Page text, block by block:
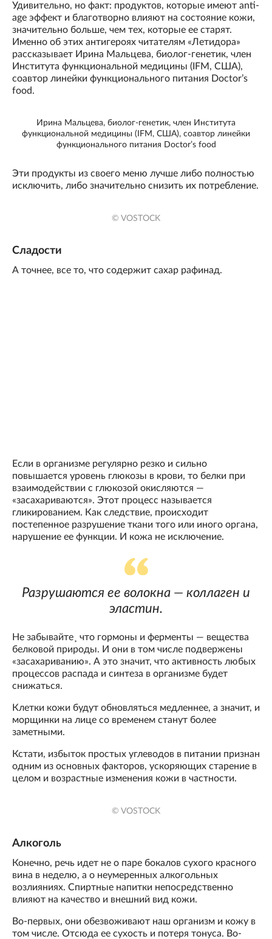
Удивительно, но факт: продуктов, которые имеют anti-
age эффект и благотворно влияют на состояние кожи,
значительно больше, чем тех, которые ее старят.
Именно об этих антигероях читателям «Летидора»
рассказывает Ирина Мальцева, биолог-генетик, член
Института функциональной медицины (IFM, США),
соавтор линейки функционального питания Doctor’s
food.
Ирина Мальцева, биолог-генетик, член Института
функциональной медицины (IFM, США), соавтор линейки
функционального питания Doctor’s food
Эти продукты из своего меню лучше либо полностью
исключить, либо значительно снизить их потребление.
© VOSTOCK
Сладости
А точнее, все то, что содержит сахар рафинад.
Если в организме регулярно резко и сильно
повышается уровень глюкозы в крови, то белки при
взаимодействии с глюкозой окисляются —
«засахариваются». Этот процесс называется
гликированием. Как следствие, происходит
постепенное разрушение ткани того или иного органа,
нарушение ее функции. И кожа не исключение.
Разрушаются ее волокна — коллаген и
эластин.
Не забывайте¸ что гормоны и ферменты — вещества
белковой природы. И они в том числе подвержены
«засахариванию». А это значит, что активность любых
процессов распада и синтеза в организме будет
снижаться.
Клетки кожи будут обновляться медленнее, а значит, и
морщинки на лице со временем станут более
заметными.
Кстати, избыток простых углеводов в питании признан
одним из основных факторов, ускоряющих старение в
целом и возрастные изменения кожи в частности.
© VOSTOCK
Алкоголь
Конечно, речь идет не о паре бокалов сухого красного
вина в неделю, а о неумеренных алкогольных
возлияниях. Спиртные напитки непосредственно
влияют на качество и внешний вид кожи.
Во-первых, они обезвоживают наш организм и кожу в
том числе. Отсюда ее сухость и потеря тонуса. Во-